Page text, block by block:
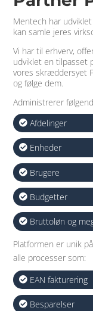
Mentech har
kan samle jeres
Vi har til erhverv,
udviklet en tilpasset
vores skræddersyet
og følge dem.
Administrerer
Afdelinger
Enheder
Brugere
Budgetter
Bruttoløn og
Platformen er unik
alle processer som:
EAN fakturering
Besparelser